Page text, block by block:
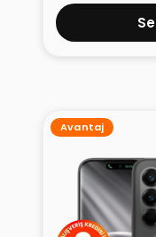
Avantaj